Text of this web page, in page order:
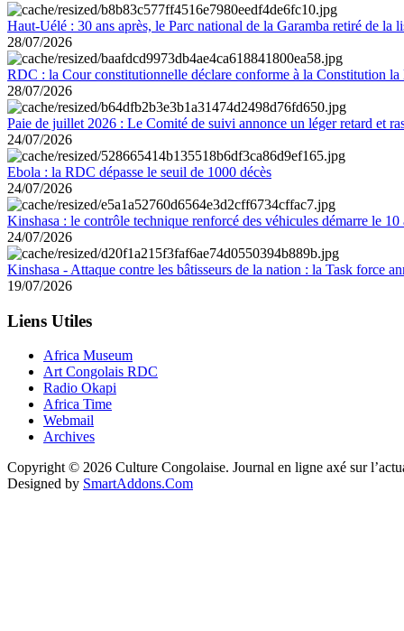
Haut-Uélé : 30 ans après, le Parc national de la Garamba retiré de la
28/07/2026
RDC : la Cour constitutionnelle déclare conforme à la Constitution la
28/07/2026
Paie de juillet 2026 : Le Comité de suivi annonce un léger retard et
24/07/2026
Ebola : la RDC dépasse le seuil de 1000 décès
24/07/2026
Kinshasa : le contrôle technique renforcé des véhicules démarre le 10
24/07/2026
Kinshasa - Attaque contre les bâtisseurs de la nation : la Task force
19/07/2026
Liens Utiles
Africa Museum
Art Congolais RDC
Radio Okapi
Africa Time
Webmail
Archives
Copyright © 2026 Culture Congolaise. Journal en ligne axé sur
Designed by SmartAddons.Com